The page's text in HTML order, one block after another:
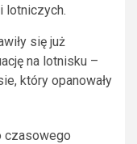
lotniczych.
się już
na lotnisku –
który opanowały
czasowego